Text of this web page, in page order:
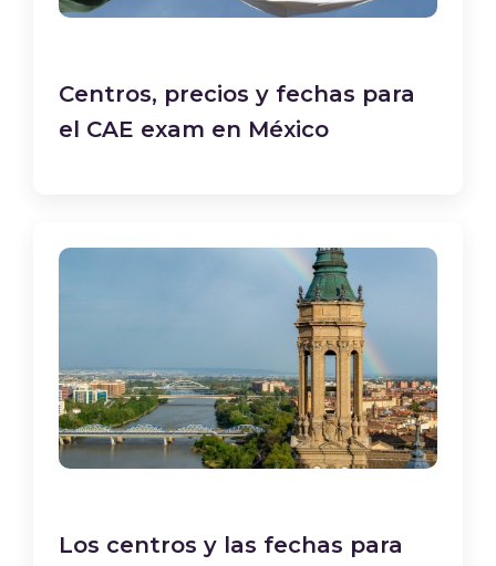
Centros, precios y fechas para
el CAE exam en México
Los centros y las fechas para